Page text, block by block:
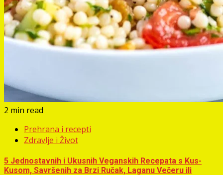
2 min read
Prehrana i recepti
Zdravlje i Život
5 Jednostavnih i Ukusnih Veganskih Recepata s Kus-
Kusom, Savršenih za Brzi Ručak, Laganu Večeru ili